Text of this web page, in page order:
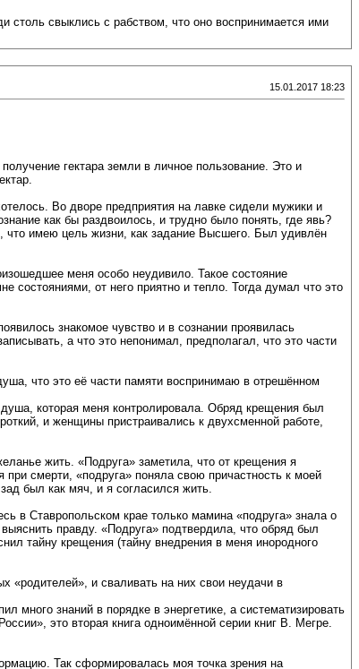
столь свыклись с рабством, что оно воспринимается ими
15.01.2017 18:23
гектара земли в личное пользование. Это и
Во дворе предприятия на лавке сидели мужики и
как бы раздвоилось, и трудно было понять, где явь?
что имею цель жизни, как задание Высшего. Был удивлён
меня особо неудивило. Такое состояние
состояниями, от него приятно и тепло. Тогда думал что это
знакомое чувство и в сознании проявилась
а что это непонимал, предполагал, что это части
что это её части памяти воспринимаю в отрешённом
которая меня контролировала. Обряд крещения был
и женщины пристраивались к двухсменной работе,
жить. «Подруга» заметила, что от крещения я
смерти, «подруга» поняла свою причастность к моей
был как мяч, и я согласился жить.
в Ставропольском крае только мамина «подруга» знала о
правду. «Подруга» подтвердила, что обряд был
тайну крещения (тайну внедрения в меня инородного
«родителей», и сваливать на них свои неудачи в
много знаний в порядке в энергетике, а систематизировать
это вторая книга одноимённой серии книг В. Мегре.
Так сформировалась моя точка зрения на